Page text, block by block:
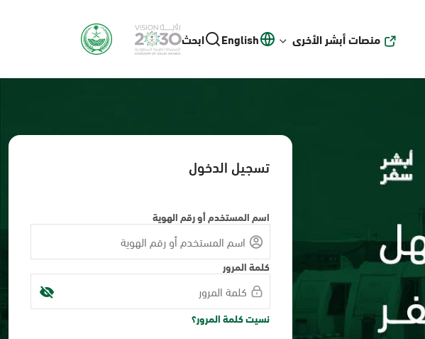
منصات أبشر الأخرى English ابحث
تسجيل الدخول
اسم المستخدم أو رقم الهوية
كلمة المرور
نسيت كلمة المرور؟